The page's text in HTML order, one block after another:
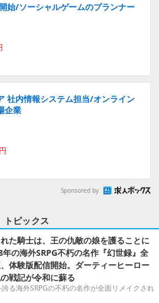
始/ソーシャルゲームのプランナー
社内情報システム担当/オンライン
企業
Sponsored by
トピックス
た騎士は、王の仇敵の娘を護ることに
の海外SRPG不朽の名作『幻世録』全
体験版配信開始。ダーティーヒーロー
戦記が令和に蘇る
る海外SRPGの不朽の名作が全面リメイクされ